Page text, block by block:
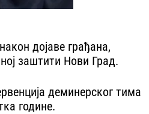
дојаве грађана,
заштити Нови Град.
деминерског тима
године.